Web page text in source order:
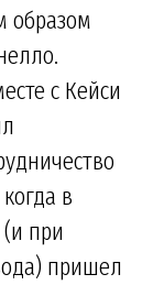
образом
с Кейси
в
при
пришел